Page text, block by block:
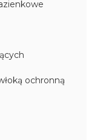
ochronną